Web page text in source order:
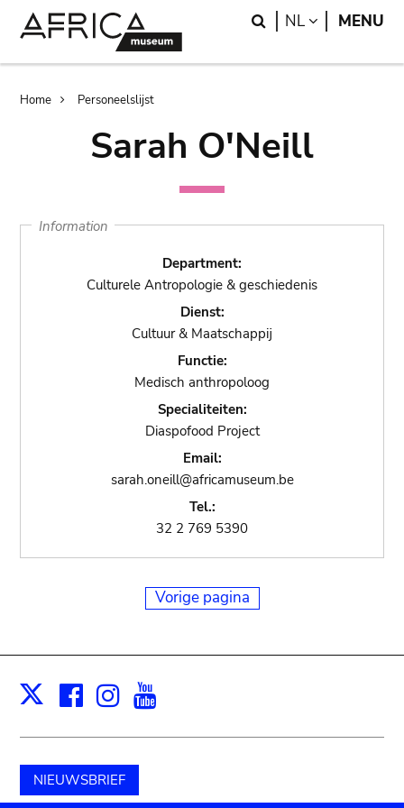
Search
NL LANGUAGE
MENU
Breadcrumb
Home Personeelslijst
Sarah O'Neill
Information
Department:
Culturele Antropologie & geschiedenis
Dienst:
Cultuur & Maatschappij
Functie:
Medisch anthropoloog
Specialiteiten:
Diaspofood Project
Email:
sarah.oneill@africamuseum.be
Tel.:
32 2 769 5390
Vorige pagina
X Facebook
Instagram
NIEUWSBRIEF